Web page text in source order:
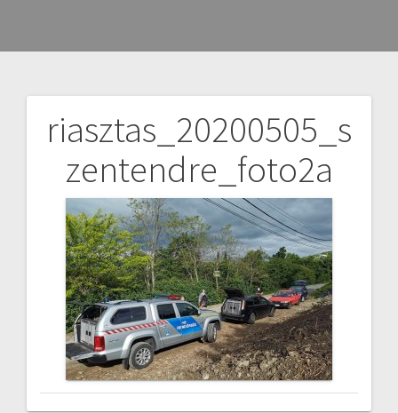
riasztas_20200505_s
zentendre_foto2a
Bejegyzés
navigáció